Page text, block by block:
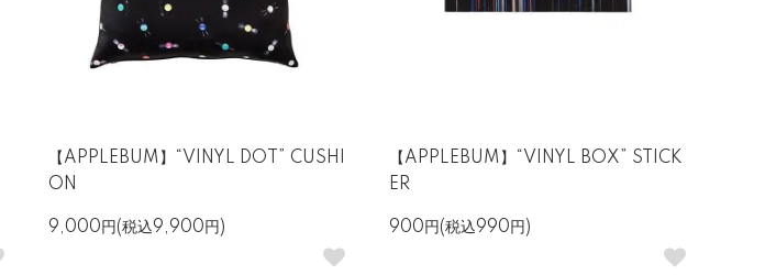
【APPLEBUM】“VINYL DOT” CUSHI
ON
9,000円(税込9,900円)
【APPLEBUM】“VINYL BOX” STICK
ER
900円(税込990円)